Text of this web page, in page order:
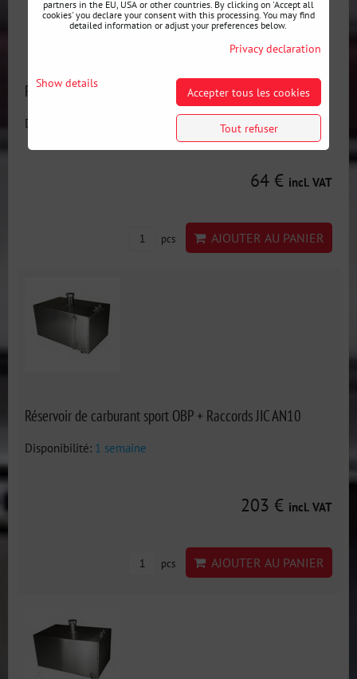
Réservoir tampon de carburant
Disponibilité:
64 € incl. VAT
pcs AJOUTER AU PANIER
Réservoir de carburant sport OBP + Raccords JIC AN10
Disponibilité: 1 semaine
203 € incl. VAT
pcs AJOUTER AU PANIER
partners in the EU, USA or other countries. By clicking on 'Accept all
cookies' you declare your consent with this processing. You may find
detailed information or adjust your preferences below.
Privacy declaration
Show details
Accepter tous les cookies
Tout refuser